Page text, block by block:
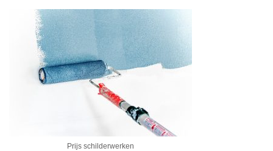
Prijs schilderwerken